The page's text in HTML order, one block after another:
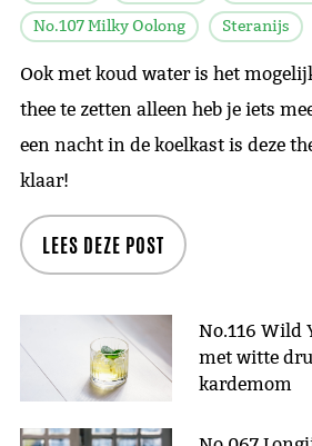
No.107 Milky Oolong
Steranijs
Ook met koud water is het
thee te zetten alleen heb je iets
een nacht in de koelkast is deze
klaar!
LEES DEZE POST
No.116 Wild
met witte
kardemom